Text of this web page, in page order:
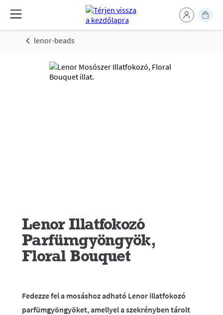
lenor-beads
Lenor Illatfokozó
Parfümgyöngyök,
Floral Bouquet
Fedezze fel a mosáshoz adható Lenor illatfokozó
parfümgyöngyöket, amellyel a szekrényben tárolt